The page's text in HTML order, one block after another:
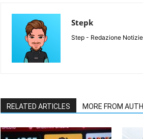
Stepk
Step - Redazione
RELATED ARTICLES MORE FROM